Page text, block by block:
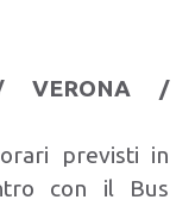
VERONA /
previsti in
con il Bus